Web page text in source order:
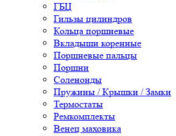
ГБЦ
Гильзы цилиндров
Кольца поршневые
Вкладыши коренные
Поршневые пальцы
Поршни
Соленоиды
Пружины / Крышки / Замки
Термостаты
Ремкомплекты
Венец маховика